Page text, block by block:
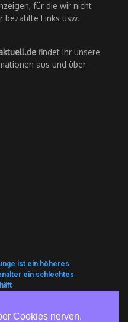
für die wir nicht
Links usw.
findet Ihr unsere
aus und über
ist ein höheres
ein schlechtes
an Treibstoff-
Cookies nerven.